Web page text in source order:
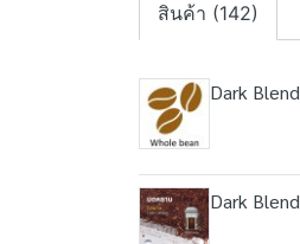
สินค้า (142)
Dark Blend
Dark Blend